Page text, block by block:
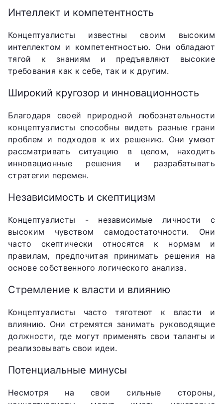
Интеллект и компетентность
Концептуалисты известны своим высоким
интеллектом и компетентностью. Они обладают
тягой к знаниям и предъявляют высокие
требования как к себе, так и к другим.
Широкий кругозор и инновационность
Благодаря своей природной любознательности
концептуалисты способны видеть разные грани
проблем и подходов к их решению. Они умеют
рассматривать ситуацию в целом, находить
инновационные решения и разрабатывать
стратегии перемен.
Независимость и скептицизм
Концептуалисты - независимые личности с
высоким чувством самодостаточности. Они
часто скептически относятся к нормам и
правилам, предпочитая принимать решения на
основе собственного логического анализа.
Стремление к власти и влиянию
Концептуалисты часто тяготеют к власти и
влиянию. Они стремятся занимать руководящие
должности, где могут применять свои таланты и
реализовывать свои идеи.
Потенциальные минусы
Несмотря на свои сильные стороны,